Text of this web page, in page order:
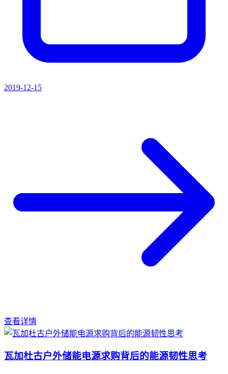
2019-12-15
查看详情
瓦加杜古户外储能电源求购背后的能源韧性思考